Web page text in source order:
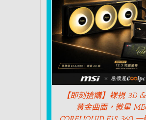
【即刻搶購】裸視 3D
黃金曲面，微星